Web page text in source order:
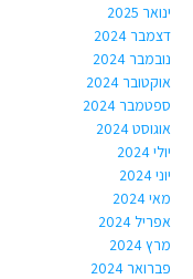
ינואר 2025
דצמבר 2024
נובמבר 2024
אוקטובר 2024
ספטמבר 2024
אוגוסט 2024
יולי 2024
יוני 2024
מאי 2024
אפריל 2024
מרץ 2024
פברואר 2024